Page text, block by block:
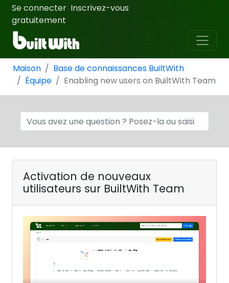
Se connecter · Inscrivez-vous
gratuitement
Maison
Base de connaissances BuiltWith
Équipe
Enabling new users on BuiltWith Team
Activation de nouveaux
utilisateurs sur BuiltWith Team